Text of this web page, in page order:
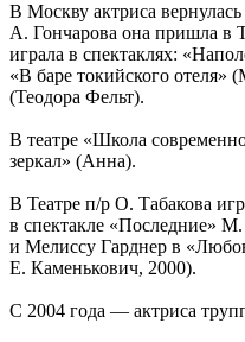
В Москву актриса
А. Гончарова она пришла в
играла в спектаклях:
«В баре токийского
(Теодора Фельт).
В театре «Школа
зеркал» (Анна).
В Театре п/р О. Табакова
в спектакле «Последние»
и Мелиссу Гарднер в
Е. Каменькович, 2000).
С 2004 года — актриса